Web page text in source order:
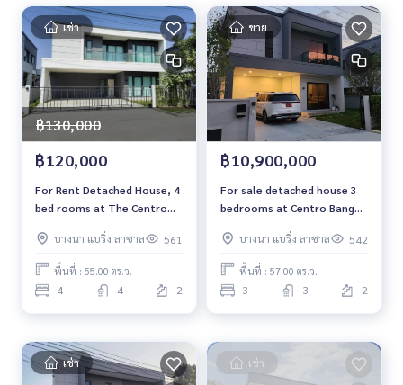
#luxury #LuxuryCondominium #Luxurycondo #condominiu
m #rent # condo #condo Bangkok #Bangkok Condo #Con
do for rent #For rent #Condorental #RentSellCondoBang
kok #rentcondo #rentalproperty #rental #Luxurycondofo
rrent #Condo near the BTS #Condo #MCRE #realestateag
ent #BTS #shoppingmall #paolo #nearschool #shopping
mall #singlehouse #detachedhouses #Mega Bangna #Ike
a #Index #Homepro #Centro Bangna
เช่า
฿130,000
฿120,000
For Rent Detached House, 4
bed rooms at The Centro
and IKEA# Pet Friendly
Rental THB 120,000/ Month
บางนา แบริ่ง ลาซาล 561
พื้นที่ : 55.00 ตร.ว.
4 4 2
ขาย
฿10,900,000
For sale detached house 3
bedrooms at Centro Bangna
Bangna Fully furnished
Ready to move in Sale
10,900,000 THB
บางนา แบริ่ง ลาซาล 542
พื้นที่ : 57.00 ตร.ว.
3 3 2
เช่า เช่า